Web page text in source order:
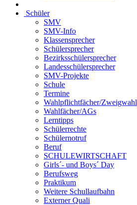
Schüler
SMV
SMV-Info
Klassensprecher
Schülersprecher
Bezirksschülersprecher
Landesschülersprecher
SMV-Projekte
Schule
Termine
Wahlpflichtfächer/Zweigwahl
Wahlfächer/AGs
Lerntipps
Schülerrechte
Schülernotruf
Beruf
SCHULEWIRTSCHAFT
Girls´- und Boys´ Day
Berufsweg
Praktikum
Weitere Schullaufbahn
Externer Quali